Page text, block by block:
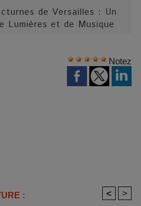
de Versailles : Un
Lumières et de Musique
Notez
: < >